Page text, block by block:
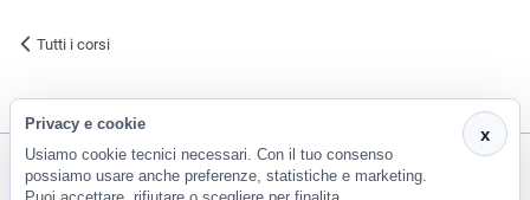
Tutti i corsi
x
Privacy e cookie
Usiamo cookie tecnici necessari. Con il tuo consenso
possiamo usare anche preferenze, statistiche e marketing.